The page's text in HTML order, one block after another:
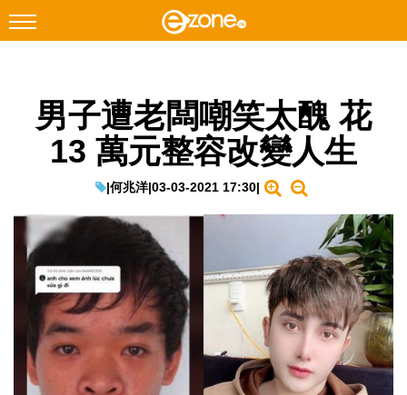
Facebook Instagram
科技焦點
遊戲動漫
教學評測
EduTech
IT Times
生成式AI與雲端應用
男子遭老闆嘲笑太醜 花
13 萬元整容改變人生
|何兆洋|03-03-2021 17:30|